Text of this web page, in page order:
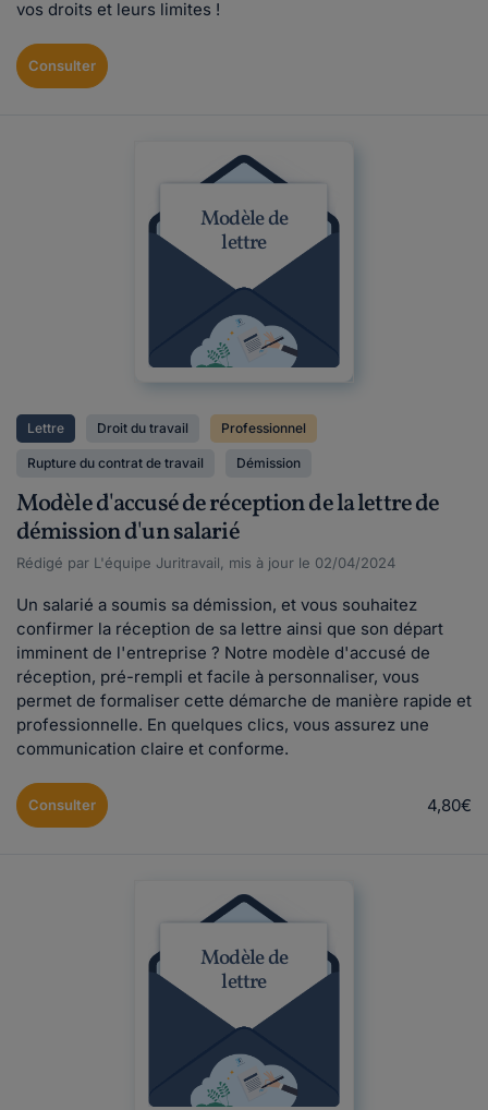
vos droits et leurs limites !
Consulter
Modèle de
lettre
Lettre Droit du travail Professionnel
Rupture du contrat de travail Démission
Modèle d'accusé de réception de la lettre de
démission d'un salarié
Rédigé par L'équipe Juritravail, mis à jour le 02/04/2024
Un salarié a soumis sa démission, et vous souhaitez
confirmer la réception de sa lettre ainsi que son départ
imminent de l'entreprise ? Notre modèle d'accusé de
réception, pré-rempli et facile à personnaliser, vous
permet de formaliser cette démarche de manière rapide et
professionnelle. En quelques clics, vous assurez une
communication claire et conforme.
Consulter 4,80€
Modèle de
lettre